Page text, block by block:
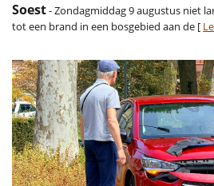
Soest- Zondagmiddag 9 augustus niet
tot een brand in een bosgebied aan de [